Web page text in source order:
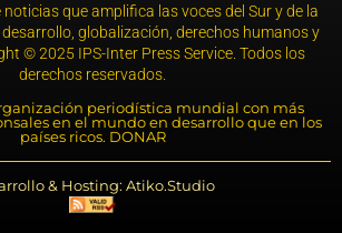
que amplifica las voces del Sur y de la
globalización, derechos humanos y
© 2025 IPS-Inter Press Service. Todos los
derechos reservados.
periodística mundial con más
en el mundo en desarrollo que en los
países ricos. DONAR
& Hosting: Atiko.Studio